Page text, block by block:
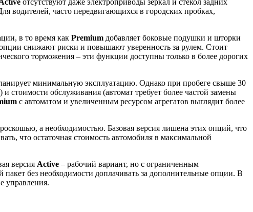
отсутствуют даже электроприводы зеркал и стекол задних
водителей, часто передвигающихся в городских пробках,
в то время как Premium добавляет боковые подушки и шторки
снижают риски и повышают уверенность за рулем. Стоит
торможения – эти функции доступны только в более дорогих
минимальную эксплуатацию. Однако при пробеге свыше 30
стоимости обслуживания (автомат требует более частой замены
с автоматом и увеличенным ресурсом агрегатов выглядит более
а необходимостью. Базовая версия лишена этих опций, что
что остаточная стоимость автомобиля в максимальной
версия Active – рабочий вариант, но с ограниченным
пакет без необходимости доплачивать за дополнительные опции. В
управления.